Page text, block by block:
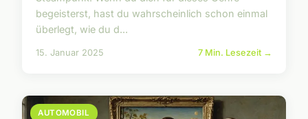
begeisterst, hast du wahrscheinlich schon einmal
überlegt, wie du d...
15. Januar 2025 7 Min. Lesezeit →
AUTOMOBIL